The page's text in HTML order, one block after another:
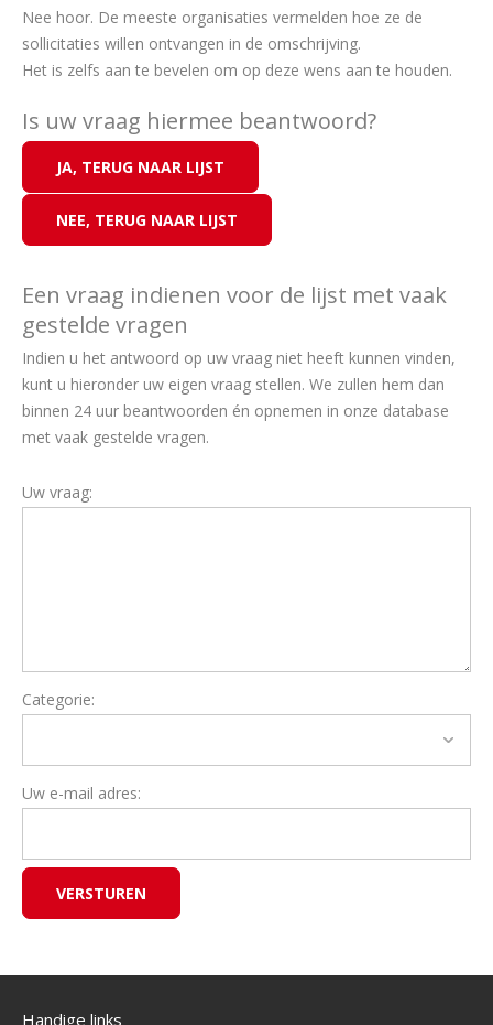
Nee hoor. De meeste organisaties vermelden hoe ze de
sollicitaties willen ontvangen in de omschrijving.
Het is zelfs aan te bevelen om op deze wens aan te houden.
Is uw vraag hiermee beantwoord?
Een vraag indienen voor de lijst met vaak
gestelde vragen
Indien u het antwoord op uw vraag niet heeft kunnen vinden,
kunt u hieronder uw eigen vraag stellen. We zullen hem dan
binnen 24 uur beantwoorden én opnemen in onze database
met vaak gestelde vragen.
Uw vraag:
Categorie:
Uw e-mail adres:
Handige links